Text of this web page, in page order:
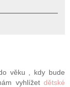
věku , kdy bude
vyhlížet dětské